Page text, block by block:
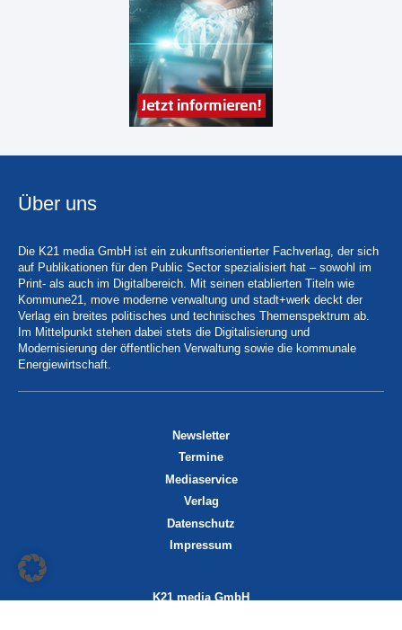
Über uns
Die K21 media GmbH ist ein zukunftsorientierter Fachverlag, der sich
auf Publikationen für den Public Sector spezialisiert hat – sowohl im
Print- als auch im Digitalbereich. Mit seinen etablierten Titeln wie
Kommune21, move moderne verwaltung und stadt+werk deckt der
Verlag ein breites politisches und technisches Themenspektrum ab.
Im Mittelpunkt stehen dabei stets die Digitalisierung und
Modernisierung der öffentlichen Verwaltung sowie die kommunale
Energiewirtschaft.
Newsletter
Termine
Mediaservice
Verlag
Datenschutz
Impressum
K21 media GmbH